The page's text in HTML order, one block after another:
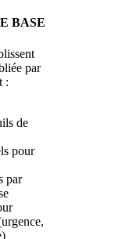
BASE
par
:
de
pour
par